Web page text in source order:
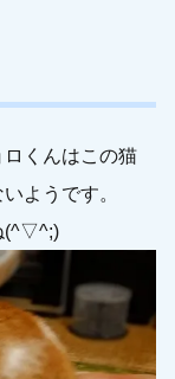
くんはこの猫
ようです。
(^▽^;)